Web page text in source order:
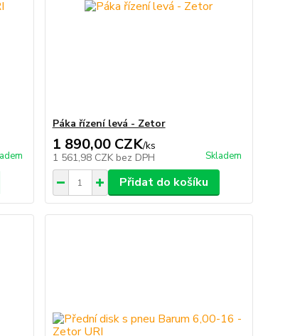
Páka řízení levá - Zetor
1 890,00 CZK/ks
1 561,98 CZK bez DPH Skladem
Přidat do košíku